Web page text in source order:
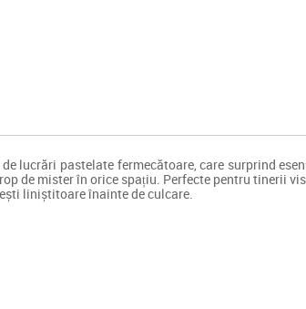
lucrări pastelate fermecătoare, care surprind
de mister în orice spațiu. Perfecte pentru tinerii
liniștitoare înainte de culcare.